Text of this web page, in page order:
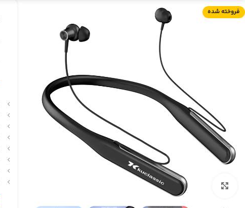
فروخته شده
برای بزرگنمایی کلیک کنید